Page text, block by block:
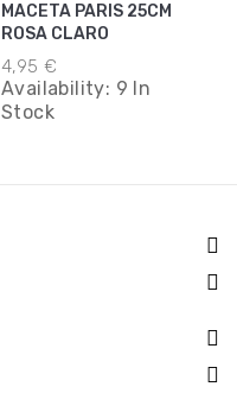
MACETA PARIS 25CM
ROSA CLARO
4,95 €
Availability: 9 In
Stock